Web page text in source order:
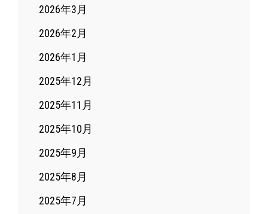
2026年3月
2026年2月
2026年1月
2025年12月
2025年11月
2025年10月
2025年9月
2025年8月
2025年7月